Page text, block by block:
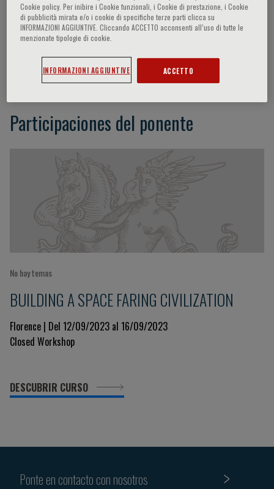
Dario Nardella
Participaciones del ponente
No hay temas
BUILDING A SPACE FARING CIVILIZATION
Florence | Del 12/09/2023 al 16/09/2023
Closed Workshop
DESCUBRIR CURSO
Ponte en contacto con nosotros
Cookie policy. Per inibire i Cookie funzionali, i Cookie di prestazione, i Cookie
di pubblicità mirata e/o i cookie di specifiche terze parti clicca su
INFORMAZIONI AGGIUNTIVE. Cliccando ACCETTO acconsenti all’uso di tutte le
menzionate tipologie di cookie.
INFORMAZIONI AGGIUNTIVE ACCETTO